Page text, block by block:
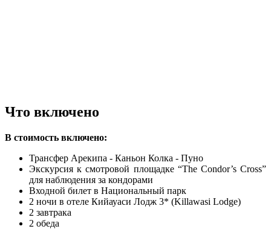
Что включено
В стоимость включено:
Трансфер Арекипа - Каньон Колка - Пуно
Экскурсия к смотровой площадке “The Condor’s Cross”
для наблюдения за кондорами
Входной билет в Национальный парк
2 ночи в отеле Кийауаси Лодж 3* (Killawasi Lodge)
2 завтрака
2 обеда